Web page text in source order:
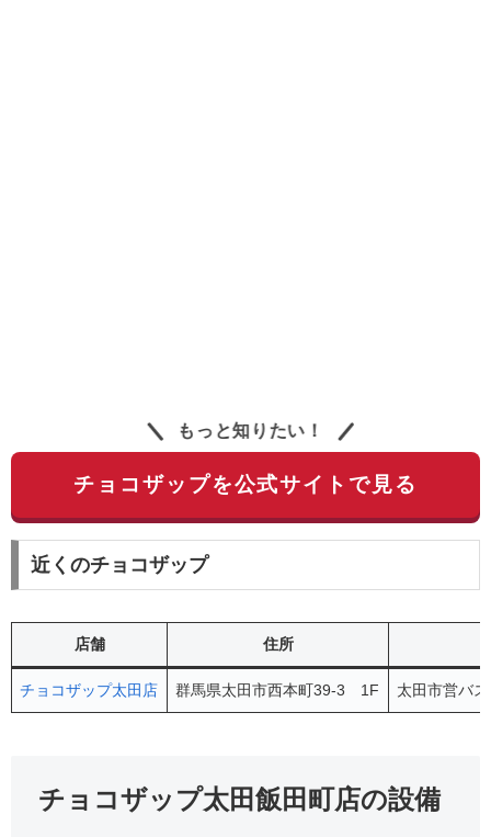
もっと知りたい！
チョコザップを公式サイトで見る
近くのチョコザップ
店舗 住所
チョコザップ太田店 群馬県太田市西本町39-3 1F 太田市営バ
チョコザップ太田飯田町店の設備